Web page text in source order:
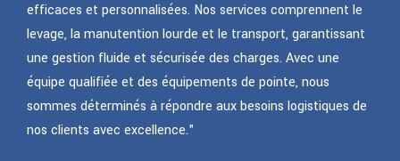
efficaces et personnalisées. Nos services comprennent le
levage, la manutention lourde et le transport, garantissant
une gestion fluide et sécurisée des charges. Avec une
équipe qualifiée et des équipements de pointe, nous
sommes déterminés à répondre aux besoins logistiques de
nos clients avec excellence."